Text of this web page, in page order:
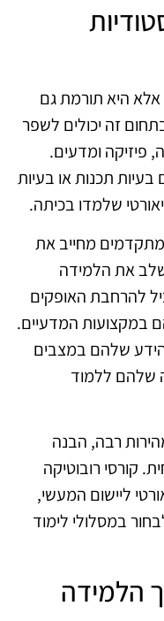
אלא היא תורמת גם
זה יכולים לשפר
ומדעים.
תכנות או בעיות
שלמדו בכיתה.
מתקדמים מחייב את
את הלמידה
להרחבת האופקים
במקצועות המדעיים.
שלהם במצבים
שלהם ללמוד
רבה, הבנה
קורסי רובוטיקה
ליישום המעשי,
במסלולי לימוד
הלמידה